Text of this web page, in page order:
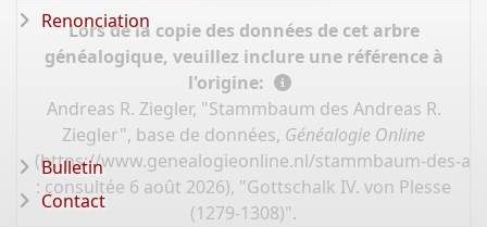
Lors de la copie des données de cet arbre
généalogique, veuillez inclure une référence à
l'origine:
Andreas R. Ziegler, "Stammbaum des Andreas R.
Ziegler", base de données, Généalogie Online
(https://www.genealogieonline.nl/stammbaum-des-
: consultée 6 août 2026), "Gottschalk IV. von Plesse
(1279-1308)".
Renonciation
Bulletin
Contact